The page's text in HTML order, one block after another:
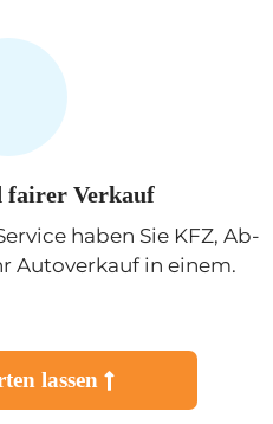
fairer Verkauf
haben Sie KFZ, Ab-
Autoverkauf in einem.
lassen